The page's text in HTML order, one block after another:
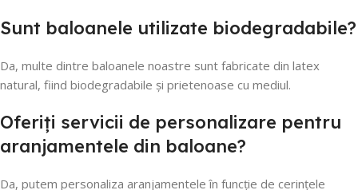
Sunt baloanele utilizate biodegradabile?
Da, multe dintre baloanele noastre sunt fabricate din latex
natural, fiind biodegradabile și prietenoase cu mediul.
Oferiți servicii de personalizare pentru
aranjamentele din baloane?
Da, putem personaliza aranjamentele în funcție de cerințele